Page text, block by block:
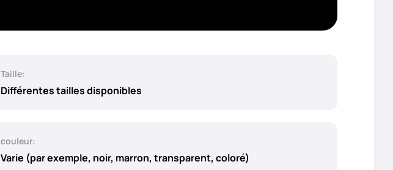
Taille:
Différentes tailles disponibles
couleur:
Varie (par exemple, noir, marron, transparent, coloré)